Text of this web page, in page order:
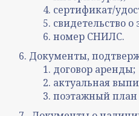
сертификат/
свидетельство
номер СНИЛС.
Документы,
договор аренды;
актуальная
поэтажный план